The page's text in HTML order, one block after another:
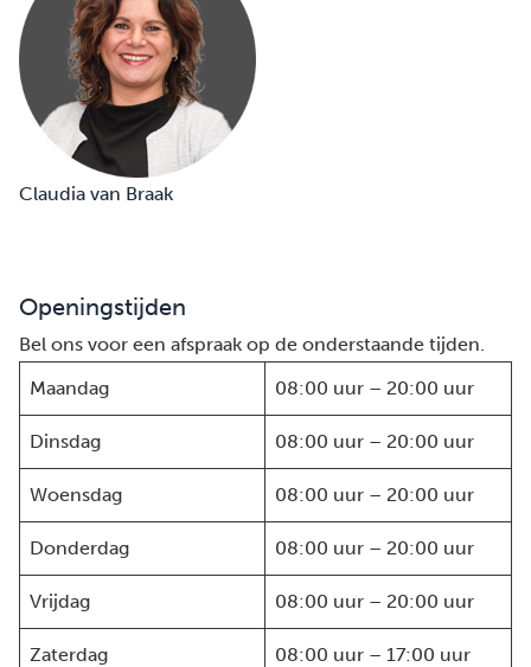
Claudia van Braak
Openingstijden
Bel ons voor een afspraak op de onderstaande tijden.
Maandag
08:00 uur – 20:00 uur
Dinsdag 08:00 uur – 20:00 uur
Woensdag 08:00 uur – 20:00 uur
Donderdag 08:00 uur – 20:00 uur
Vrijdag 08:00 uur – 20:00 uur
Zaterdag 08:00 uur – 17:00 uur